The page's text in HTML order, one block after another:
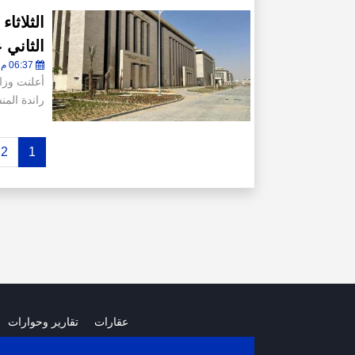
أعلنت
راندة
1
2
عقارات تقارير وحوارات